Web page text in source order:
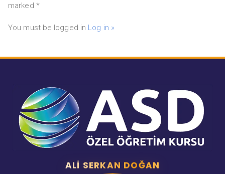
marked *
You must be logged in Log in »
ALI SERKAN DOĞAN